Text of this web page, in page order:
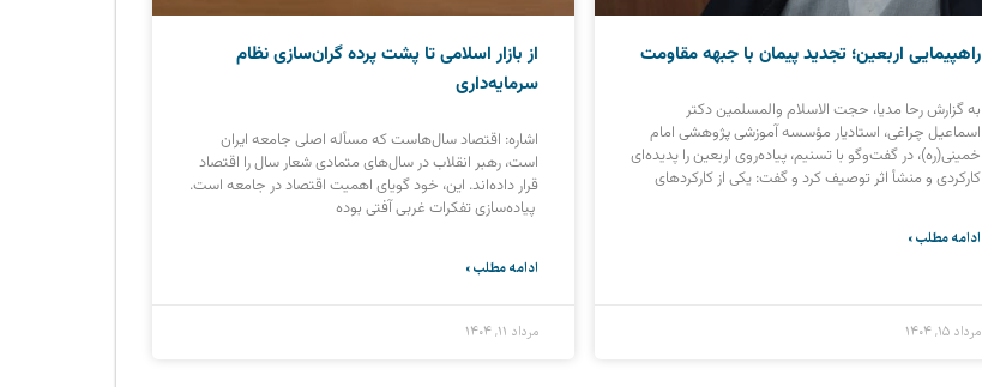
راهپیمایی اربعین؛ تجدید پیمان با جبهه مقاومت
به گزارش رحا مدیا، حجت الاسلام والمسلمین دکتر
اسماعیل چراغی، استادیار مؤسسه آموزشی پژوهشی امام
خمینی(ره)، در گفت‌و‌گو با تسنیم، پیاده‌روی اربعین را پدیده‌ای
کارکردی و منشأ اثر توصیف کرد و گفت: یکی از کارکردهای
ادامه مطلب »
مرداد ۱۵, ۱۴۰۴
از بازار اسلامی تا پشت پرده‌ گران‌سازی نظام
سرمایه‌داری
اشاره: اقتصاد سال‌هاست که مسأله اصلی جامعه ایران
است، رهبر انقلاب در سال‌های متمادی شعار سال را اقتصاد
قرار داده‌اند. این، خود گویای اهمیت اقتصاد در جامعه است.
پیاده‌سازی تفکرات غربی آفتی بوده
ادامه مطلب »
مرداد ۱۱, ۱۴۰۴